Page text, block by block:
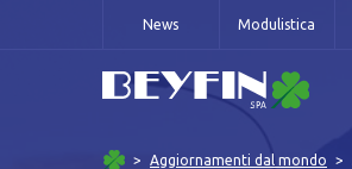
News Modulistica
Aggiornamenti dal mondo